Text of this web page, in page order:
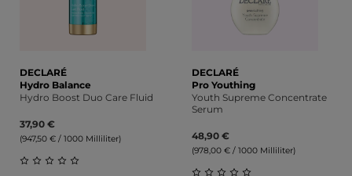
DECLARÉ
Hydro Balance
Hydro Boost Duo Care Fluid
37,90 €
(947,50 € / 1000 Milliliter)
DECLARÉ
Pro Youthing
Youth Supreme Concentrate
Serum
48,90 €
(978,00 € / 1000 Milliliter)